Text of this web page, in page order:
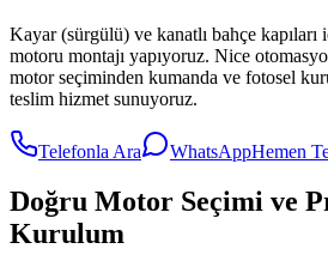
Kayar (sürgülü) ve kanatlı bahçe kapıları
motoru montajı yapıyoruz. Nice
motor seçiminden kumanda ve fotosel
teslim hizmet sunuyoruz.
Telefonla Ara WhatsAppHemen
Doğru Motor Seçimi ve
Kurulum